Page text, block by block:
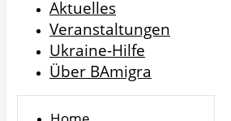
Aktuelles
Veranstaltungen
Ukraine-Hilfe
Über BAmigra